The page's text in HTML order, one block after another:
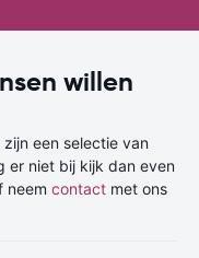
willen
een selectie van
er niet bij kijk dan even
neem contact met ons